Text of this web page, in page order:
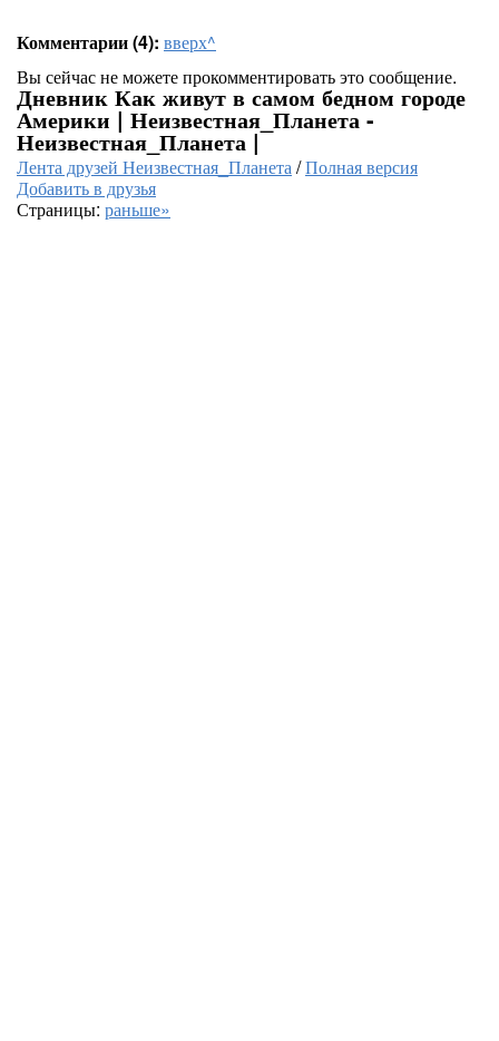
Комментарии (4): вверх^
Вы сейчас не можете прокомментировать это сообщение.
Дневник Как живут в самом бедном городе
Америки | Неизвестная_Планета -
Неизвестная_Планета |
Лента друзей Неизвестная_Планета/Полная версия
Добавить в друзья
Страницы: раньше»